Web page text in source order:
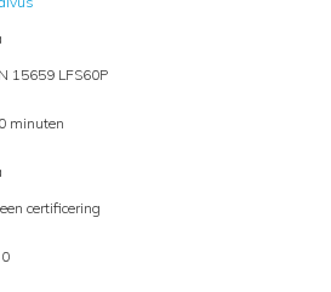
15659 LFS60P
minuten
certificering